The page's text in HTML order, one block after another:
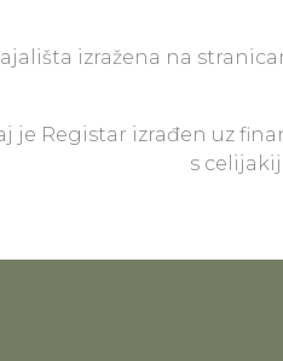
izražena na
je Registar izrađen uz
s